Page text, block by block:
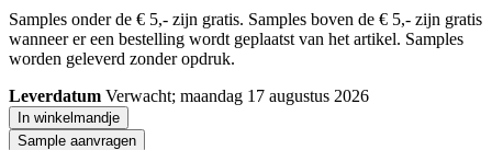
Samples onder de € 5,- zijn gratis. Samples boven de € 5,- zijn gratis
wanneer er een bestelling wordt geplaatst van het artikel. Samples
worden geleverd zonder opdruk.
Leverdatum Verwacht; maandag 17 augustus 2026
In winkelmandje
Sample aanvragen